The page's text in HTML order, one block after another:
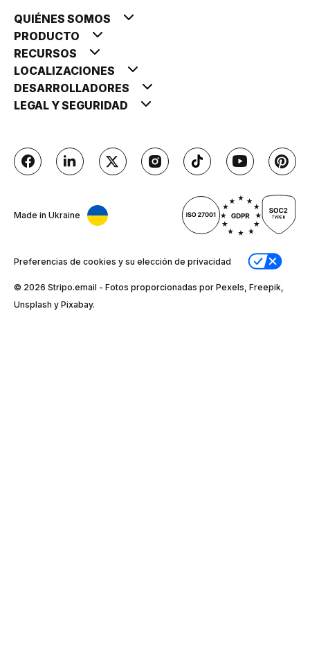
QUIÉNES SOMOS
PRODUCTO
RECURSOS
LOCALIZACIONES
DESARROLLADORES
LEGAL Y SEGURIDAD
Made in Ukraine
Preferencias de cookies y su elección de privacidad
© 2026 Stripо.email - Fotos proporcionadas por Pexels, Freepik,
Unsplash y Pixabay.